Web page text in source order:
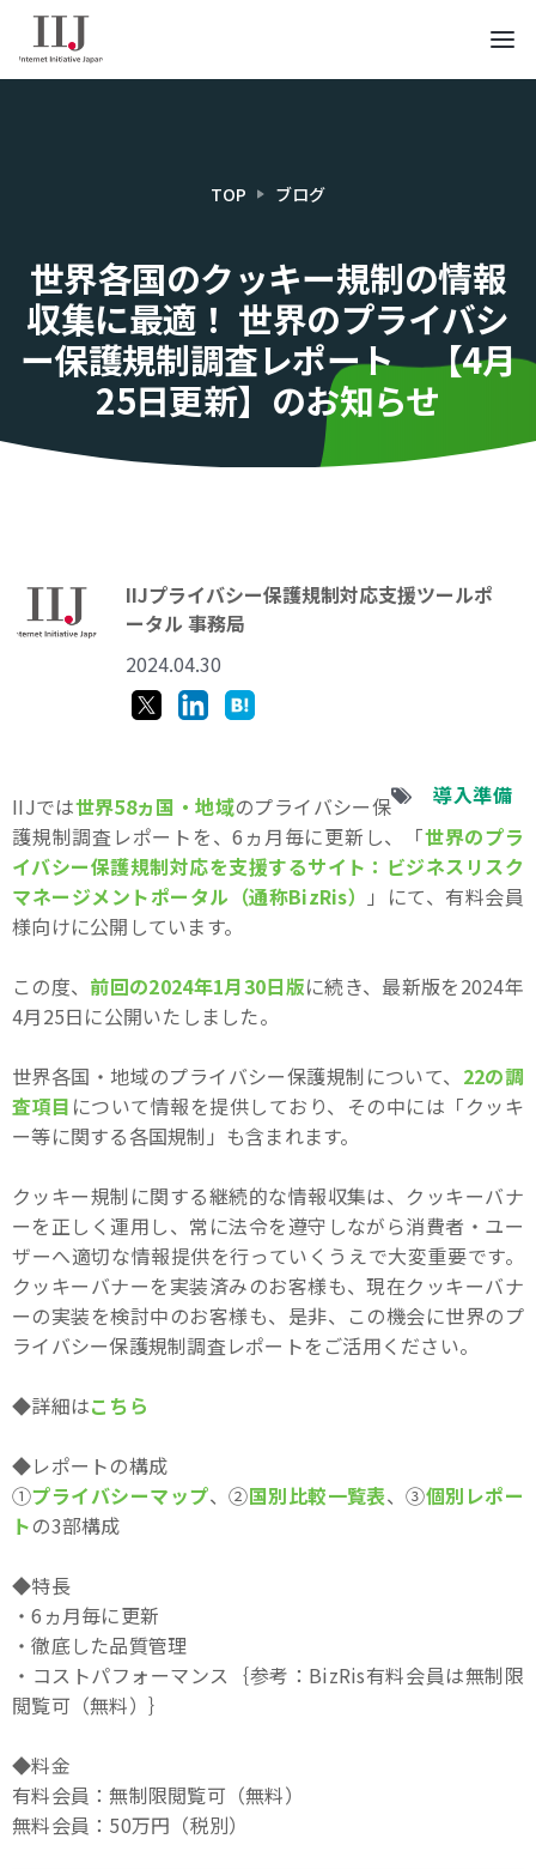
TOP ブログ
世界各国のクッキー規制の情報
収集に最適！ 世界のプライバシ
ー保護規制調査レポート 【4月
25日更新】のお知らせ
IIJプライバシー保護規制対応支援ツールポ
ータル 事務局
2024.04.30
導入準備
IIJでは世界58ヵ国・地域のプライバシー保
護規制調査レポートを、6ヵ月毎に更新し、「世界のプラ
イバシー保護規制対応を支援するサイト：ビジネスリスク
マネージメントポータル（通称BizRis）
」にて、有料会員
様向けに公開しています。
この度、 前回の2024年1月30日版に続き、最新版を2024年
4月25日に公開いたしました。
世界各国・地域のプライバシー保護規制について、 22の調
査項目 について情報を提供しており、その中には「クッキ
ー等に関する各国規制」も含まれます。
クッキー規制に関する継続的な情報収集は、クッキーバナ
ーを正しく運用し、常に法令を遵守しながら消費者・ユー
ザーへ適切な情報提供を行っていくうえで大変重要です。
クッキーバナーを実装済みのお客様も、現在クッキーバナ
ーの実装を検討中のお客様も、是非、この機会に世界のプ
ライバシー保護規制調査レポートをご活用ください。
◆詳細はこちら
◆レポートの構成
①プライバシーマップ、②国別比較一覧表、③個別レポー
トの3部構成
◆特長
・6ヵ月毎に更新
・徹底した品質管理
・コストパフォーマンス｛参考：BizRis有料会員は無制限
閲覧可（無料）｝
◆料金
有料会員：無制限閲覧可（無料）
無料会員：50万円（税別）